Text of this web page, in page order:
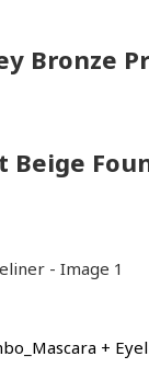
Bronze
Beige
+